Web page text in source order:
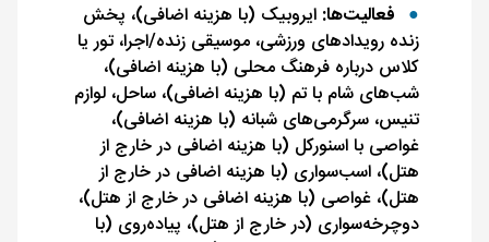
فعالیت‌ها: ایروبیک (با هزینه اضافی)، پخش
زنده رویدادهای ورزشی، موسیقی زنده/اجرا، تور یا
کلاس درباره فرهنگ محلی (با هزینه اضافی)،
شب‌های شام با تم (با هزینه اضافی)، ساحل، لوازم
تنیس، سرگرمی‌های شبانه (با هزینه اضافی)،
غواصی با اسنورکل (با هزینه اضافی در خارج از
هتل)، اسب‌سواری (با هزینه اضافی در خارج از
هتل)، غواصی (با هزینه اضافی در خارج از هتل)،
دوچرخه‌سواری (در خارج از هتل)، پیاده‌روی (با